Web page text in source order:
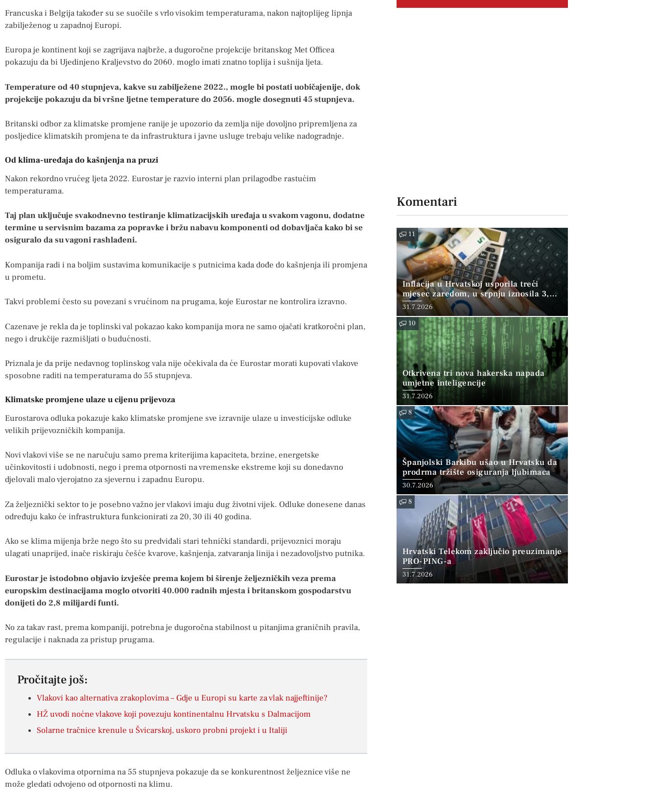
Francuska i Belgija također su se suočile s vrlo visokim temperaturama, nakon najtoplijeg lipnja
zabilježenog u zapadnoj Europi.
Europa je kontinent koji se zagrijava najbrže, a dugoročne projekcije britanskog Met Officea
pokazuju da bi Ujedinjeno Kraljevstvo do 2060. moglo imati znatno toplija i sušnija ljeta.
Temperature od 40 stupnjeva, kakve su zabilježene 2022., mogle bi postati uobičajenije, dok
projekcije pokazuju da bi vršne ljetne temperature do 2056. mogle dosegnuti 45 stupnjeva.
Britanski odbor za klimatske promjene ranije je upozorio da zemlja nije dovoljno pripremljena za
posljedice klimatskih promjena te da infrastruktura i javne usluge trebaju velike nadogradnje.
Od klima-uređaja do kašnjenja na pruzi
Nakon rekordno vrućeg ljeta 2022. Eurostar je razvio interni plan prilagodbe rastućim
temperaturama.
Taj plan uključuje svakodnevno testiranje klimatizacijskih uređaja u svakom vagonu, dodatne
termine u servisnim bazama za popravke i bržu nabavu komponenti od dobavljača kako bi se
osiguralo da su vagoni rashlađeni.
Kompanija radi i na boljim sustavima komunikacije s putnicima kada dođe do kašnjenja ili promjena
u prometu.
Takvi problemi često su povezani s vrućinom na prugama, koje Eurostar ne kontrolira izravno.
Cazenave je rekla da je toplinski val pokazao kako kompanija mora ne samo ojačati kratkoročni plan,
nego i drukčije razmišljati o budućnosti.
Priznala je da prije nedavnog toplinskog vala nije očekivala da će Eurostar morati kupovati vlakove
sposobne raditi na temperaturama do 55 stupnjeva.
Klimatske promjene ulaze u cijenu prijevoza
Eurostarova odluka pokazuje kako klimatske promjene sve izravnije ulaze u investicijske odluke
velikih prijevozničkih kompanija.
Novi vlakovi više se ne naručuju samo prema kriterijima kapaciteta, brzine, energetske
učinkovitosti i udobnosti, nego i prema otpornosti na vremenske ekstreme koji su donedavno
djelovali malo vjerojatno za sjevernu i zapadnu Europu.
Za željeznički sektor to je posebno važno jer vlakovi imaju dug životni vijek. Odluke donesene danas
određuju kako će infrastruktura funkcionirati za 20, 30 ili 40 godina.
Ako se klima mijenja brže nego što su predviđali stari tehnički standardi, prijevoznici moraju
ulagati unaprijed, inače riskiraju češće kvarove, kašnjenja, zatvaranja linija i nezadovoljstvo putnika.
Eurostar je istodobno objavio izvješće prema kojem bi širenje željezničkih veza prema
europskim destinacijama moglo otvoriti 40.000 radnih mjesta i britanskom gospodarstvu
donijeti do 2,8 milijardi funti.
No za takav rast, prema kompaniji, potrebna je dugoročna stabilnost u pitanjima graničnih pravila,
regulacije i naknada za pristup prugama.
Pročitajte još:
Vlakovi kao alternativa zrakoplovima – Gdje u Europi su karte za vlak najjeftinije?
HŽ uvodi noćne vlakove koji povezuju kontinentalnu Hrvatsku s Dalmacijom
Solarne tračnice krenule u Švicarskoj, uskoro probni projekt i u Italiji
Odluka o vlakovima otpornima na 55 stupnjeva pokazuje da se konkurentnost željeznice više ne
može gledati odvojeno od otpornosti na klimu.
Komentari
11
Inflacija u Hrvatskoj usporila treći
mjesec zaredom, u srpnju iznosila 3,9
posto
31.7.2026
10
Otkrivena tri nova hakerska napada
umjetne inteligencije
31.7.2026
8
Španjolski Barkibu ušao u Hrvatsku da
prodrma tržište osiguranja ljubimaca
30.7.2026
8
Hrvatski Telekom zaključio preuzimanje
PRO-PING-a
31.7.2026